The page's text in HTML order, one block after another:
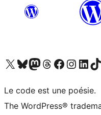
Visit our X (formerly Twitter) account
Visitez notre compte Bluesky
Visit our Mastodon account
Visitez notre compte Threads
Visit our Facebook page
Visit our Instagram
Visit ourVisitez
Le code est une poésie.
The WordPress®